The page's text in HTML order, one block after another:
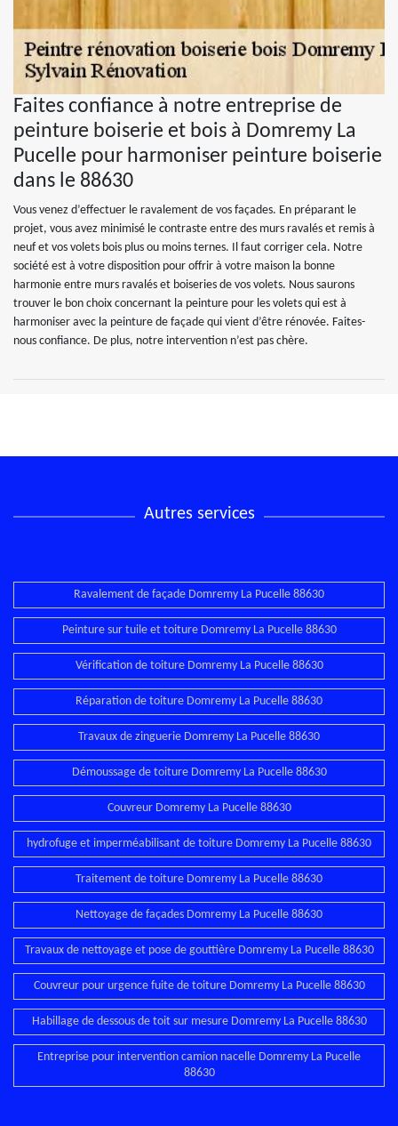
Faites confiance à notre entreprise de
peinture boiserie et bois à Domremy La
Pucelle pour harmoniser peinture boiserie
dans le 88630
Vous venez d’effectuer le ravalement de vos façades. En préparant le
projet, vous avez minimisé le contraste entre des murs ravalés et remis à
neuf et vos volets bois plus ou moins ternes. Il faut corriger cela. Notre
société est à votre disposition pour offrir à votre maison la bonne
harmonie entre murs ravalés et boiseries de vos volets. Nous saurons
trouver le bon choix concernant la peinture pour les volets qui est à
harmoniser avec la peinture de façade qui vient d’être rénovée. Faites-
nous confiance. De plus, notre intervention n’est pas chère.
Autres services
Ravalement de façade Domremy La Pucelle 88630
Peinture sur tuile et toiture Domremy La Pucelle 88630
Vérification de toiture Domremy La Pucelle 88630
Réparation de toiture Domremy La Pucelle 88630
Travaux de zinguerie Domremy La Pucelle 88630
Démoussage de toiture Domremy La Pucelle 88630
Couvreur Domremy La Pucelle 88630
hydrofuge et imperméabilisant de toiture Domremy La Pucelle 88630
Traitement de toiture Domremy La Pucelle 88630
Nettoyage de façades Domremy La Pucelle 88630
Travaux de nettoyage et pose de gouttière Domremy La Pucelle 88630
Couvreur pour urgence fuite de toiture Domremy La Pucelle 88630
Habillage de dessous de toit sur mesure Domremy La Pucelle 88630
Entreprise pour intervention camion nacelle Domremy La Pucelle
88630